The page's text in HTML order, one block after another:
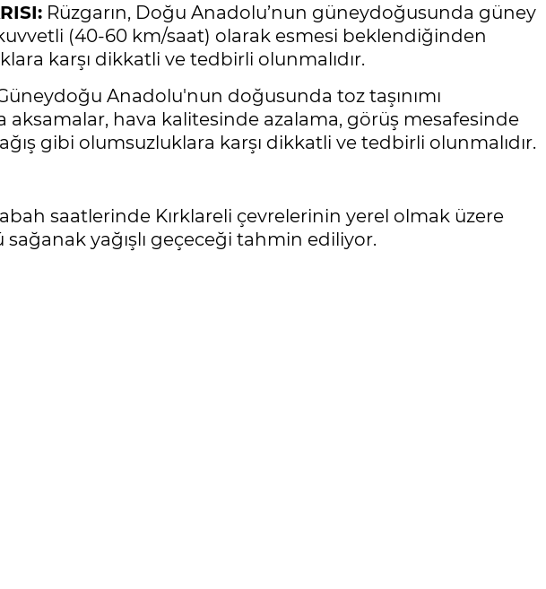
Rüzgarın, Doğu Anadolu’nun güneydoğusunda güney
(40-60 km/saat) olarak esmesi beklendiğinden
karşı dikkatli ve tedbirli olunmalıdır.
Anadolu'nun doğusunda toz taşınımı
aksamalar, hava kalitesinde azalama, görüş mesafesinde
gibi olumsuzluklara karşı dikkatli ve tedbirli olunmalıdır.
saatlerinde Kırklareli çevrelerinin yerel olmak üzere
yağışlı geçeceği tahmin ediliyor.